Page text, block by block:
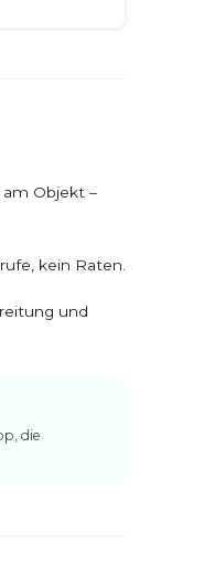
Objekt –
kein Raten.
und
die